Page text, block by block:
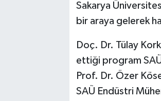
Sakarya
bir araya gelerek
Doç. Dr. Tülay
ettiği program
Prof. Dr. Özer
SAÜ Endüstri